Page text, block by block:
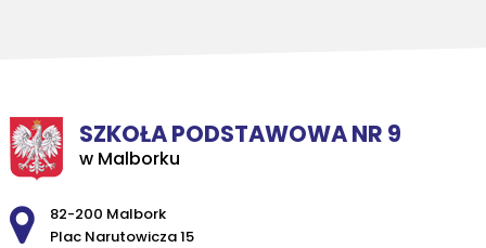
SZKOŁA PODSTAWOWA NR 9
w Malborku
Adres pocztowy:
82-200 Malbork
Plac Narutowicza 15